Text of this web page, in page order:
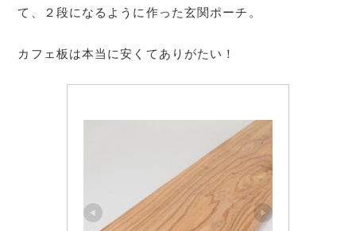
て、２段になるように作った玄関ポーチ。
カフェ板は本当に安くてありがたい！